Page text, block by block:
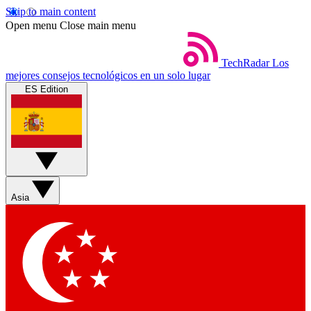
Skip to main content
Open menu Close main menu
TechRadar Los
mejores consejos tecnológicos en un solo lugar
ES Edition
Asia